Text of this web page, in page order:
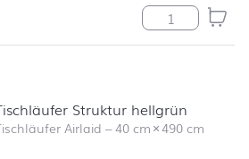
Modern
Struktur hellgrün
Airlaid –40 cm×490 cm